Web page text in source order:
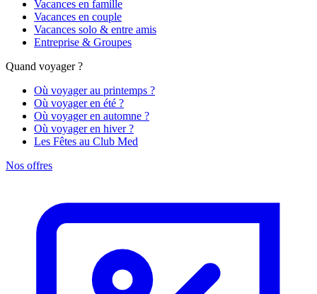
Vacances en famille
Vacances en couple
Vacances solo & entre amis
Entreprise & Groupes
Quand voyager ?
Où voyager au printemps ?
Où voyager en été ?
Où voyager en automne ?
Où voyager en hiver ?
Les Fêtes au Club Med
Nos offres